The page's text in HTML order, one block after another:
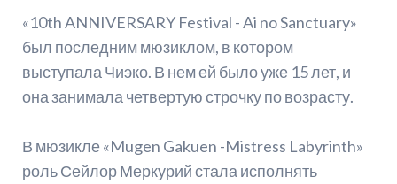
«10th ANNIVERSARY Festival - Ai no Sanctuary»
был последним мюзиклом, в котором
выступала Чиэко. В нем ей было уже 15 лет, и
она занимала четвертую строчку по возрасту.
В мюзикле «Mugen Gakuen -Mistress Labyrinth»
роль Сейлор Меркурий стала исполнять